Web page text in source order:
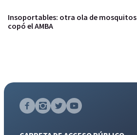
Insoportables: otra ola de mosquitos
copó el AMBA